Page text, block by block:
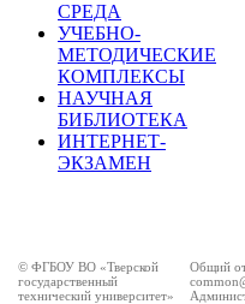
СРЕДА
УЧЕБНО-
МЕТОДИЧЕСКИЕ
КОМПЛЕКСЫ
НАУЧНАЯ
БИБЛИОТЕКА
ИНТЕРНЕТ-
ЭКЗАМЕН
© ФГБОУ ВО «Тверской
государственный
технический университет»
Общий